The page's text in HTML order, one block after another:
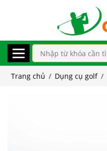
Trang chủ / Dụng cụ golf /